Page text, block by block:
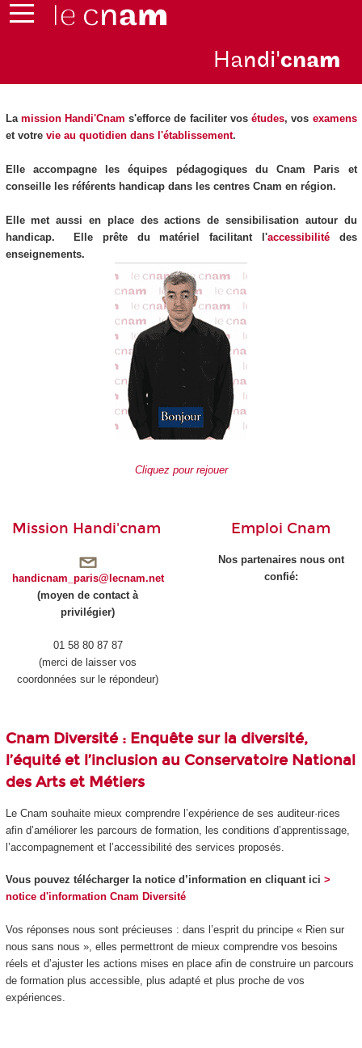
Handi'cnam
La mission Handi'Cnam s'efforce de faciliter vosétudes, vos examens
et votre vie au quotidien dans l'établissement.
Elle accompagne les équipes pédagogiques du Cnam Paris et
conseille les référents handicap dans les centres Cnam en région.
Elle met aussi en place des actions de sensibilisation autour du
handicap. Elle prête du matériel facilitant l'accessibilitédes
enseignements.
Cliquez pour rejouer
Mission Handi'cnam
handicnam_paris@lecnam.net
(moyen de contact à
privilégier)
01 58 80 87 87
(merci de laisser vos
coordonnées sur le répondeur)
Emploi Cnam
Nos partenaires nous ont
confié:
Cnam Diversité : Enquête sur la diversité,
l’équité et l’inclusion au Conservatoire National
des Arts et Métiers
Le Cnam souhaite mieux comprendre l’expérience de ses auditeur·rices
afin d’améliorer les parcours de formation, les conditions d’apprentissage,
l’accompagnement et l’accessibilité des services proposés.
Vous pouvez télécharger la notice d’information en cliquant ici >
notice d'information Cnam Diversité
Vos réponses nous sont précieuses : dans l’esprit du principe « Rien sur
nous sans nous », elles permettront de mieux comprendre vos besoins
réels et d’ajuster les actions mises en place afin de construire un parcours
de formation plus accessible, plus adapté et plus proche de vos
expériences.